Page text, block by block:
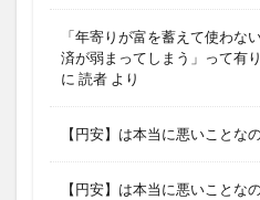
「年寄りが富を蓄えて使わな
済が弱まってしまう」って有
に 読者 より
【円安】は本当に悪いことな
【円安】は本当に悪いことな